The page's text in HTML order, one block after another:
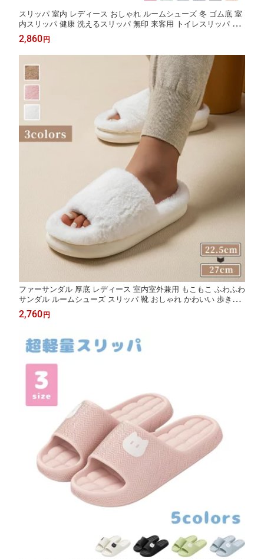
スリッパ 室内 レディース おしゃれ ルームシューズ 冬 ゴム底 室
内スリッパ 健康 洗えるスリッパ 無印 来客用 トイレスリッパ タ
オルスリッパ メンズ 裹起毛 軽量 厚底 暖かい モコモコスリッパ
あったかスリッパ 静音 モコモコ ふわふわ フワフワ
2,860円
ファーサンダル 厚底 レディース 室内室外兼用 もこもこ ふわふわ
サンダル ルームシューズ スリッパ 靴 おしゃれ かわいい 歩きや
すい 履きやすい フェイクファー 春 夏 秋 冬 無地 可愛い 室内 裹
起毛 軽量 暖かい モコモコスリッパ あったかスリッパ
2,760円